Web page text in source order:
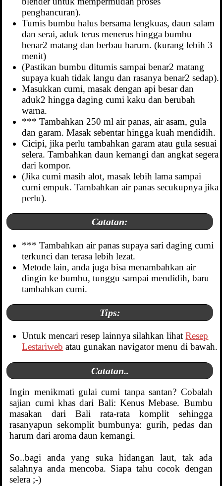
penghancuran).
Tumis bumbu halus bersama lengkuas, daun salam
dan serai, aduk terus menerus hingga bumbu
benar2 matang dan berbau harum. (kurang lebih 3
menit)
(Pastikan bumbu ditumis sampai benar2 matang
supaya kuah tidak langu dan rasanya benar2 sedap).
Masukkan cumi, masak dengan api besar dan
aduk2 hingga daging cumi kaku dan berubah
warna.
*** Tambahkan 250 ml air panas, air asam, gula
dan garam. Masak sebentar hingga kuah mendidih.
Cicipi, jika perlu tambahkan garam atau gula sesuai
selera. Tambahkan daun kemangi dan angkat segera
dari kompor.
(Jika cumi masih alot, masak lebih lama sampai
cumi empuk. Tambahkan air panas secukupnya jika
perlu).
Catatan:
*** Tambahkan air panas supaya sari daging cumi
terkunci dan terasa lebih lezat.
Metode lain, anda juga bisa menambahkan air
dingin ke bumbu, tunggu sampai mendidih, baru
tambahkan cumi.
Tips:
Untuk mencari resep lainnya silahkan lihatResep
Lestariweb atau gunakan navigator menu di bawah.
Catatan..
Ingin menikmati gulai cumi tanpa santan? Cobalah
sajian cumi khas dari Bali: Kenus Mebase. Bumbu
masakan dari Bali rata-rata komplit sehingga
rasanyapun sekomplit bumbunya: gurih, pedas dan
harum dari aroma daun kemangi.
So..bagi anda yang suka hidangan laut, tak ada
salahnya anda mencoba. Siapa tahu cocok dengan
selera ;-)